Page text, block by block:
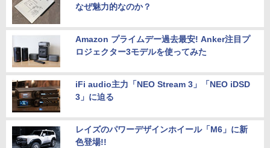
なぜ魅力的なのか？
Amazon プライムデー過去最安! Anker注目プ
ロジェクター3モデルを使ってみた
iFi audio主力「NEO Stream 3」「NEO iDSD
3」に迫る
レイズのパワーデザインホイール「M6」に新
色登場!!